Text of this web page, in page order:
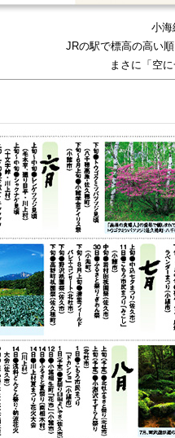
小
JRの駅で標高の高い
まさに「空